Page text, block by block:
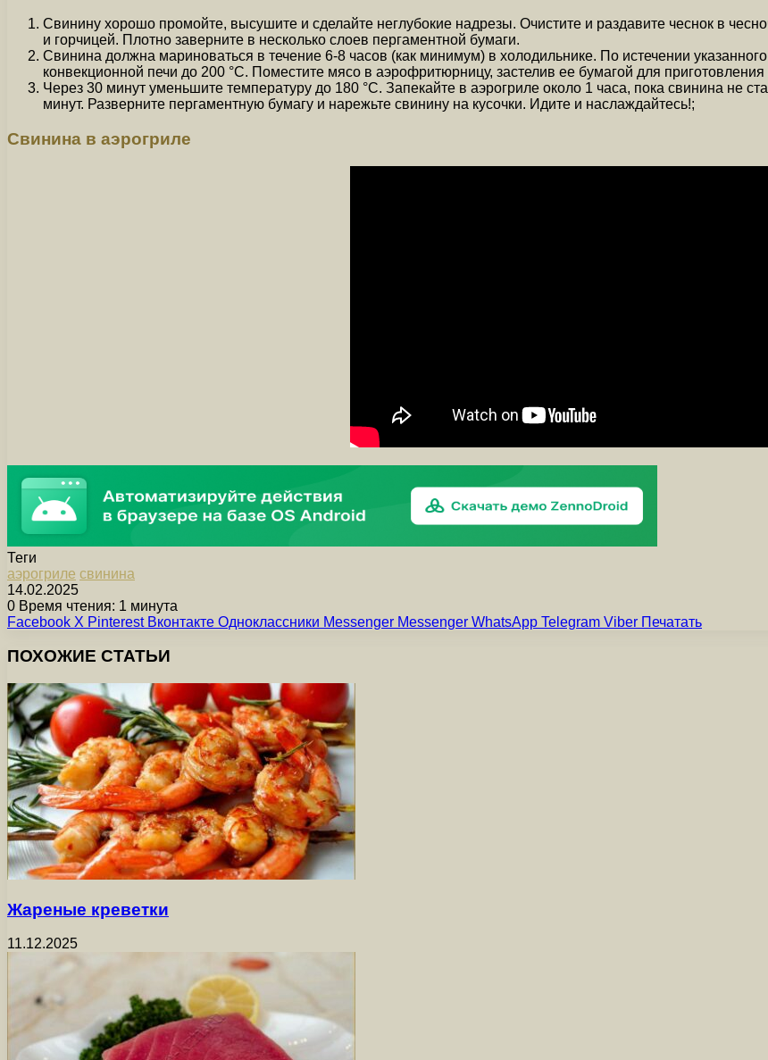
Свинину хорошо промойте, высушите и сделайте неглубокие надрезы. Очистите и раздавите чеснок в
и горчицей. Плотно заверните в несколько слоев пергаментной бумаги.
Свинина должна мариноваться в течение 6-8 часов (как минимум) в холодильнике. По истечении
конвекционной печи до 200 °C. Поместите мясо в аэрофритюрницу, застелив ее бумагой для
Через 30 минут уменьшите температуру до 180 °C. Запекайте в аэрогриле около 1 часа, пока свинина не
минут. Разверните пергаментную бумагу и нарежьте свинину на кусочки. Идите и наслаждайтесь!;
Свинина в аэрогриле
Теги
аэрогриле свинина
14.02.2025
0 Время чтения: 1 минута
Facebook X Pinterest Вконтакте Одноклассники Messenger Messenger WhatsApp Telegram Viber Печатать
ПОХОЖИЕ СТАТЬИ
Жареные креветки
11.12.2025